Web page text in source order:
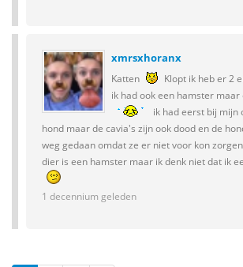
xmrsxhoranx
Katten
Klopt ik heb er 2
ik had ook een hamster
ik had eerst bij mijn
hond maar de cavia's zijn ook dood en de
weg gedaan omdat ze er niet voor kon zorgen
dier is een hamster maar ik denk niet dat ik
1 decennium geleden